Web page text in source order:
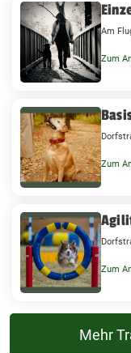
Am
Zum
Zum
Zum
Mehr